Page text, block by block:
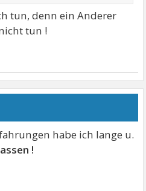
tun, denn ein Anderer
tun !
habe ich lange u.
!